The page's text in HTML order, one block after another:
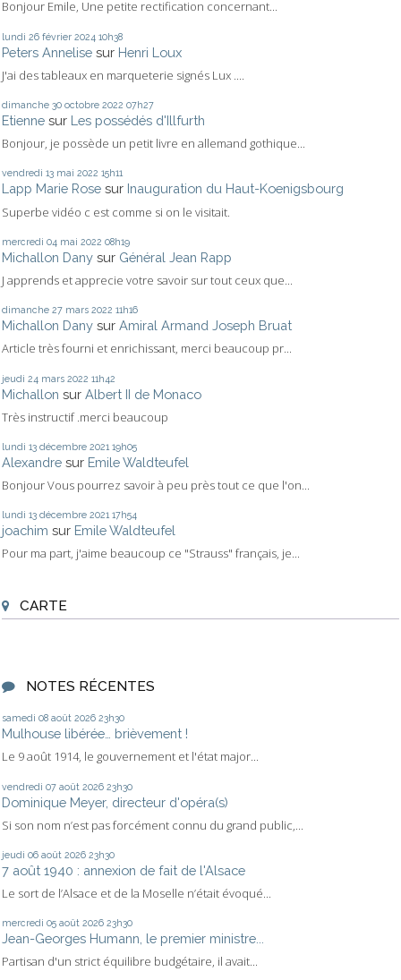
Bonjour Emile, Une petite rectification concernant...
lundi 26 février 2024 10h38
Peters Annelise sur Henri Loux
J'ai des tableaux en marqueterie signés Lux ....
dimanche 30 octobre 2022 07h27
Etienne sur Les possédés d'Illfurth
Bonjour, je possède un petit livre en allemand gothique...
vendredi 13 mai 2022 15h11
Lapp Marie Rose sur Inauguration du Haut-Koenigsbourg
Superbe vidéo c est comme si on le visitait.
mercredi 04 mai 2022 08h19
Michallon Dany sur Général Jean Rapp
J apprends et apprecie votre savoir sur tout ceux que...
dimanche 27 mars 2022 11h16
Michallon Dany sur Amiral Armand Joseph Bruat
Article très fourni et enrichissant, merci beaucoup pr...
jeudi 24 mars 2022 11h42
Michallon sur Albert II de Monaco
Très instructif .merci beaucoup
lundi 13 décembre 2021 19h05
Alexandre sur Emile Waldteufel
Bonjour Vous pourrez savoir à peu près tout ce que l'on...
lundi 13 décembre 2021 17h54
joachim sur Emile Waldteufel
Pour ma part, j'aime beaucoup ce "Strauss" français, je...
CARTE
NOTES RÉCENTES
samedi 08 août 2026 23h30
Mulhouse libérée… brièvement !
Le 9 août 1914, le gouvernement et l'état major...
vendredi 07 août 2026 23h30
Dominique Meyer, directeur d'opéra(s)
Si son nom n’est pas forcément connu du grand public,...
jeudi 06 août 2026 23h30
7 août 1940 : annexion de fait de l'Alsace
Le sort de l’Alsace et de la Moselle n’était évoqué...
mercredi 05 août 2026 23h30
Jean-Georges Humann, le premier ministre...
Partisan d'un strict équilibre budgétaire, il avait...